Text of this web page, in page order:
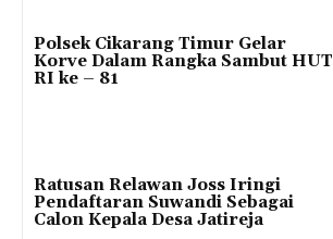
Polsek Cikarang Timur Gelar
Korve Dalam Rangka Sambut HUT
RI ke – 81
Ratusan Relawan Joss Iringi
Pendaftaran Suwandi Sebagai
Calon Kepala Desa Jatireja